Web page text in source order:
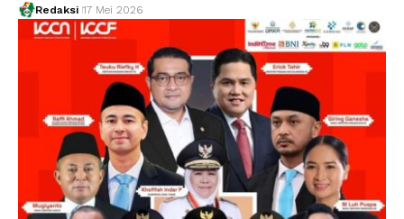
Redaksi 17 Mei 2026